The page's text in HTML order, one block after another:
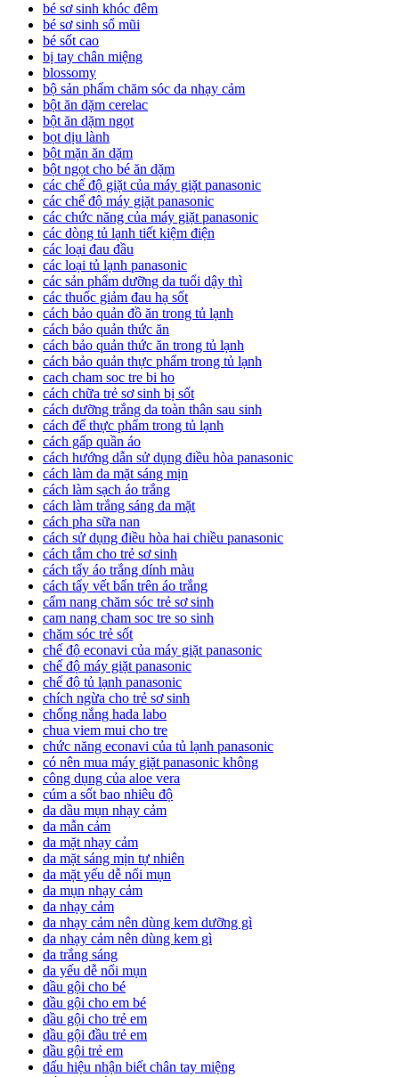
bé sơ sinh khóc đêm
bé sơ sinh sổ mũi
bé sốt cao
bị tay chân miệng
blossomy
bộ sản phẩm chăm sóc da nhạy cảm
bột ăn dặm cerelac
bột ăn dặm ngọt
bọt dịu lành
bột mặn ăn dặm
bột ngọt cho bé ăn dặm
các chế độ giặt của máy giặt panasonic
các chế độ máy giặt panasonic
các chức năng của máy giặt panasonic
các dòng tủ lạnh tiết kiệm điện
các loại đau đầu
các loại tủ lạnh panasonic
các sản phẩm dưỡng da tuổi dậy thì
các thuốc giảm đau hạ sốt
cách bảo quản đồ ăn trong tủ lạnh
cách bảo quản thức ăn
cách bảo quản thức ăn trong tủ lạnh
cách bảo quản thực phẩm trong tủ lạnh
cach cham soc tre bi ho
cách chữa trẻ sơ sinh bị sốt
cách dưỡng trắng da toàn thân sau sinh
cách để thực phẩm trong tủ lạnh
cách gấp quần áo
cách hướng dẫn sử dụng điều hòa panasonic
cách làm da mặt sáng mịn
cách làm sạch áo trắng
cách làm trắng sáng da mặt
cách pha sữa nan
cách sử dụng điều hòa hai chiều panasonic
cách tắm cho trẻ sơ sinh
cách tẩy áo trắng dính màu
cách tẩy vết bẩn trên áo trắng
cẩm nang chăm sóc trẻ sơ sinh
cam nang cham soc tre so sinh
chăm sóc trẻ sốt
chế độ econavi của máy giặt panasonic
chế độ máy giặt panasonic
chế độ tủ lạnh panasonic
chích ngừa cho trẻ sơ sinh
chống nắng hada labo
chua viem mui cho tre
chức năng econavi của tủ lạnh panasonic
có nên mua máy giặt panasonic không
công dụng của aloe vera
cúm a sốt bao nhiêu độ
da dầu mụn nhạy cảm
da mẫn cảm
da mặt nhạy cảm
da mặt sáng mịn tự nhiên
da mặt yếu dễ nổi mụn
da mụn nhạy cảm
da nhạy cảm
da nhạy cảm nên dùng kem dưỡng gì
da nhạy cảm nên dùng kem gì
da trắng sáng
da yếu dễ nổi mụn
dầu gội cho bé
dầu gội cho em bé
dầu gội cho trẻ em
dầu gội đầu trẻ em
dầu gội trẻ em
dấu hiệu nhận biết chân tay miệng